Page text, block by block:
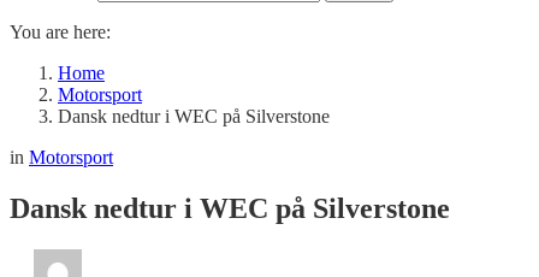
You are here:
Home
Motorsport
Dansk nedtur i WEC på Silverstone
in Motorsport
Dansk nedtur i WEC på Silverstone